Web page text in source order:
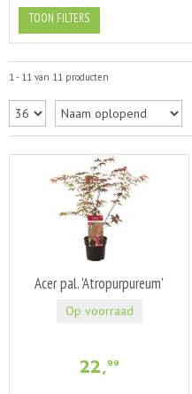
TOON FILTERS
1 - 11 van 11 producten
Acer pal. 'Atropurpureum'
22,99
Op voorraad